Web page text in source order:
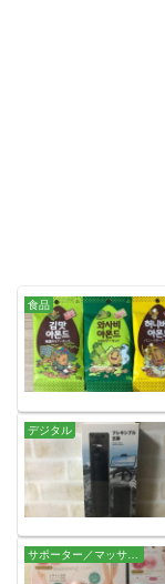
食品
デジタル
サポーター／マッサージ